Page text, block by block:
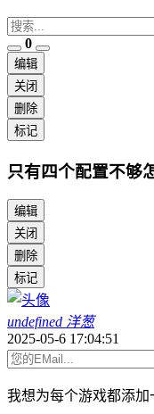
0
编辑
关闭
删除
标记
只有四个配置不够
编辑
关闭
删除
标记
undefined 洋葱
2025-05-6 17:04:51
我想为每个游戏都添